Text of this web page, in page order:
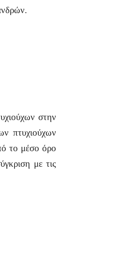
στην
πτυχιούχων
το μέσο όρο
με τις